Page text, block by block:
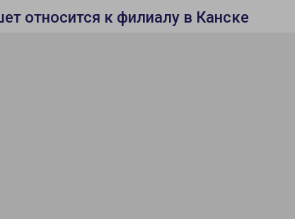
относится к филиалу в Канске